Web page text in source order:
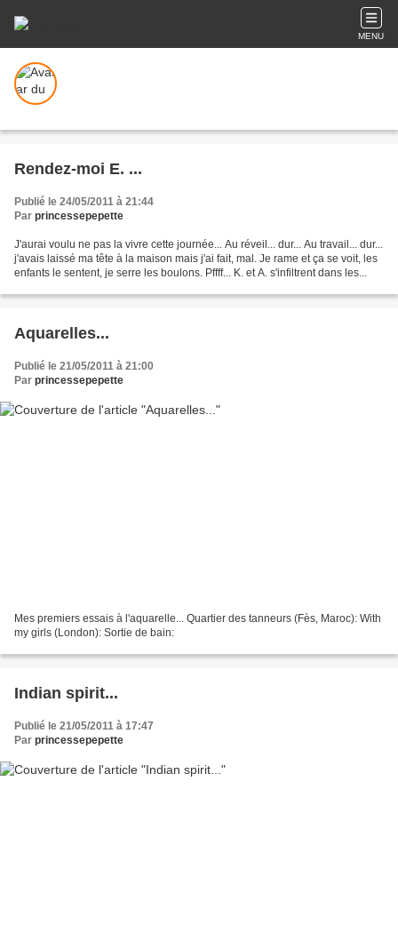
MENU
Rendez-moi E. ...
Publié le 24/05/2011 à 21:44
Par princessepepette
J'aurai voulu ne pas la vivre cette journée... Au réveil... dur... Au travail... dur...
j'avais laissé ma tête à la maison mais j'ai fait, mal. Je rame et ça se voit, les
enfants le sentent, je serre les boulons. Pffff... K. et A. s'infiltrent dans les...
Aquarelles...
Publié le 21/05/2011 à 21:00
Par princessepepette
Mes premiers essais à l'aquarelle... Quartier des tanneurs (Fès, Maroc): With
my girls (London): Sortie de bain:
Indian spirit...
Publié le 21/05/2011 à 17:47
Par princessepepette